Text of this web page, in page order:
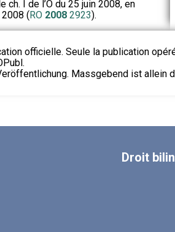
I de l’O du 25 juin 2008, en
(RO 20082923).
officielle. Seule la publication
Massgebend ist allein
Droit